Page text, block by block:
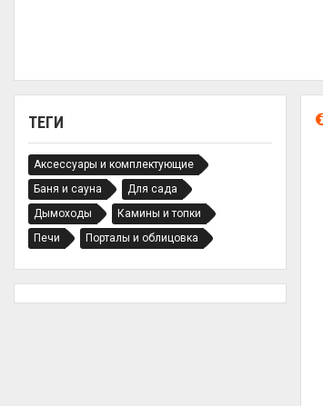
ТЕГИ
Аксессуары и комплектующие
Баня и сауна
Для сада
Дымоходы
Камины и топки
Печи
Порталы и облицовка